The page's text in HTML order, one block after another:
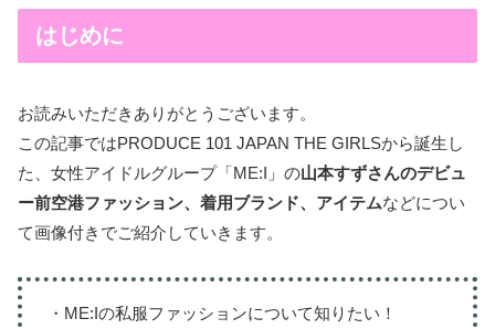
はじめに
お読みいただきありがとうございます。
この記事ではPRODUCE 101 JAPAN THE GIRLSから誕生し
た、女性アイドルグループ「ME:I」の山本すずさんのデビュ
ー前空港ファッション、着用ブランド、アイテムなどについ
て画像付きでご紹介していきます。
・ME:Iの私服ファッションについて知りたい！